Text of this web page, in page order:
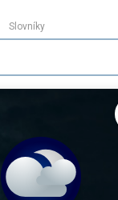
Slovníky